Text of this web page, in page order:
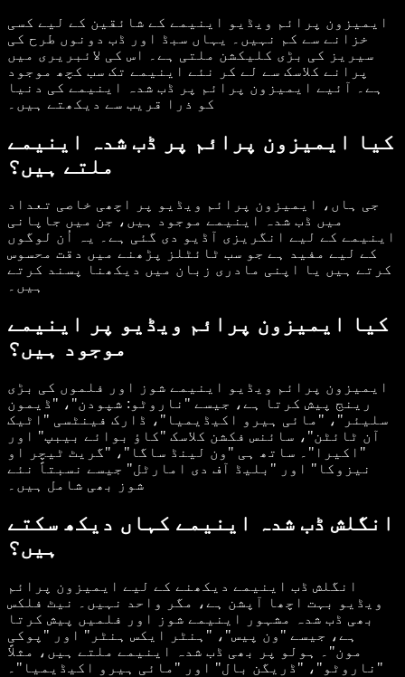
ایمیزون پرائم ویڈیو اینیمے کے شائقین کے لیے کسی
خزانے سے کم نہیں۔ یہاں سبڈ اور ڈب دونوں طرح کی
سیریز کی بڑی کلیکشن ملتی ہے۔ اس کی لائبریری میں
پرانے کلاسک سے لے کر نئے اینیمے تک سب کچھ موجود
ہے۔ آئیے ایمیزون پرائم پر ڈب شدہ اینیمے کی دنیا
کو ذرا قریب سے دیکھتے ہیں۔
کیا ایمیزون پرائم پر ڈب شدہ اینیمے
ملتے ہیں؟
جی ہاں، ایمیزون پرائم ویڈیو پر اچھی خاصی تعداد
میں ڈب شدہ اینیمے موجود ہیں، جن میں جاپانی
اینیمے کے لیے انگریزی آڈیو دی گئی ہے۔ یہ اُن لوگوں
کے لیے مفید ہے جو سب ٹائٹلز پڑھنے میں دقت محسوس
کرتے ہیں یا اپنی مادری زبان میں دیکھنا پسند کرتے
ہیں۔
کیا ایمیزون پرائم ویڈیو پر اینیمے
موجود ہیں؟
ایمیزون پرائم ویڈیو اینیمے شوز اور فلموں کی بڑی
رینج پیش کرتا ہے، جیسے "ناروٹو: شپودن"، "ڈیمون
سلیئر"، "مائی ہیرو اکیڈیمیا"، ڈارک فینٹسی "اٹیک
آن ٹائٹن"، سائنس فکشن کلاسک "کاؤ بوائے بیبپ" اور
"اکیرا"۔ ساتھ ہی "ون لینڈ ساگا"، "گریٹ ٹیچر او
نیزوکا" اور "بلیڈ آف دی امارٹل" جیسے نسبتاً نئے
شوز بھی شامل ہیں۔
انگلش ڈب شدہ اینیمے کہاں دیکھ سکتے
ہیں؟
انگلش ڈب اینیمے دیکھنے کے لیے ایمیزون پرائم
ویڈیو بہت اچھا آپشن ہے، مگر واحد نہیں۔ نیٹ فلکس
بھی ڈب شدہ مشہور اینیمے شوز اور فلمیں پیش کرتا
ہے، جیسے "ون پیس"، "ہنٹر ایکس ہنٹر" اور "پوکی
مون"۔ ہولو پر بھی ڈب شدہ اینیمے ملتے ہیں، مثلاً
"ناروٹو"، "ڈریگن بال" اور "مائی ہیرو اکیڈیمیا"۔